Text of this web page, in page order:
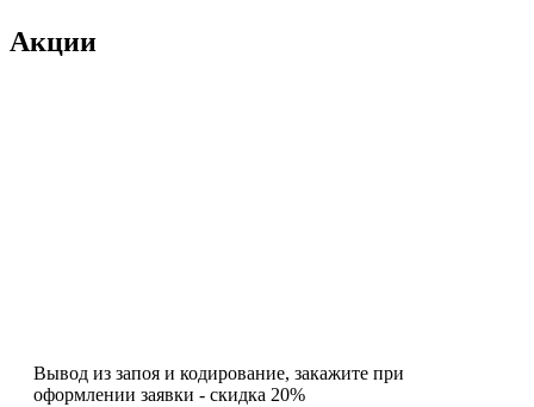
Акции
Вывод из запоя и кодирование, закажите при
оформлении заявки - скидка 20%